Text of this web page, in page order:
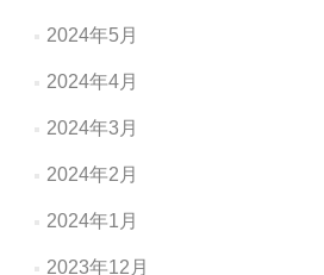
2024年5月
2024年4月
2024年3月
2024年2月
2024年1月
2023年12月